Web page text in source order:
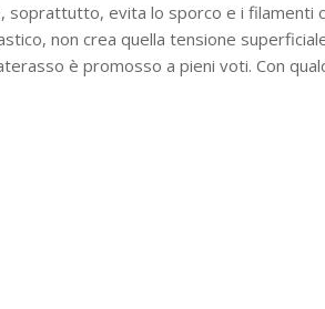
evita lo sporco e i filamenti
non crea quella tensione
è promosso a pieni voti. Con